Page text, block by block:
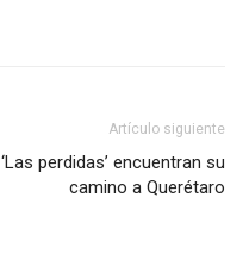
Artículo siguiente
‘Las perdidas’ encuentran su
camino a Querétaro